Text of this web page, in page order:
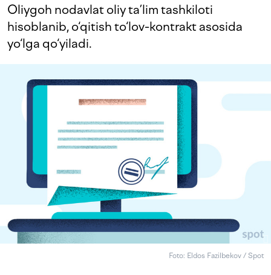
Oliygoh nodavlat oliy ta’lim tashkiloti
hisoblanib, o‘qitish to‘lov-kontrakt asosida
yo‘lga qo‘yiladi.
Foto: Eldos Fazilbekov / Spot